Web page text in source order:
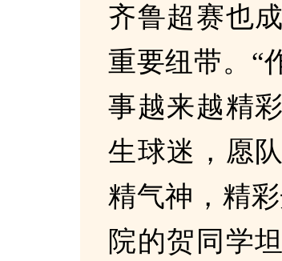
齐鲁超赛也
重要纽带。“
事越来越精
生球迷，愿
精气神，精
院的贺同学